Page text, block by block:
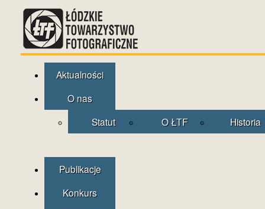
Aktualności
O nas
Statut
O ŁTF Historia
Publikacje
Konkurs